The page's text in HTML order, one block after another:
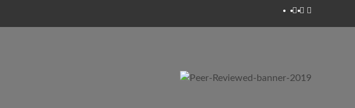
Facebook
Twitter
Youtube